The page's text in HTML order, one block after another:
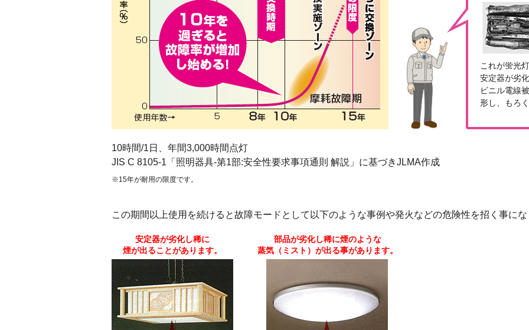
これが蛍光
安定器が劣
ビニル電線
形し、もろ
10時間/1日、年間3,000時間点灯
JIS C 8105-1「照明器具-第1部:安全性要求事項通則 解説」に基づきJLMA作成
※15年が耐用の限度です。
この期間以上使用を続けると故障モードとして以下のような事例や発火などの危険性を招く事に
安定器が劣化し稀に
煙が出ることがあります。
部品が劣化し稀に煙のような
蒸気（ミスト）が出る事があります。